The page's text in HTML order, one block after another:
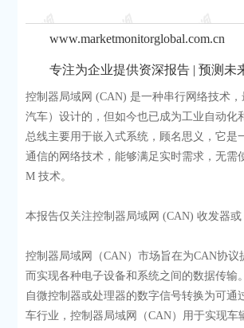
www.marketmonitorglobal.com.cn
专注为企业提供资深报告 | 预测未
控制器局域网 (CAN) 是一种串行网络技术
汽车）设计的，但如今也已成为工业自动化
总线主要用于嵌入式系统，顾名思义，它是
通信的网络技术，能够满足实时需求，无需
M 技术。
本报告仅关注控制器局域网 (CAN) 收发器或
控制器局域网（CAN）市场旨在为CAN协
而实现各种电子设备和系统之间的数据传输
自微控制器或处理器的数字信号转换为可
车行业，控制器局域网（CAN）用于实现